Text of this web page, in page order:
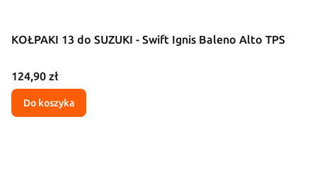
KOŁPAKI 13 do SUZUKI - Swift Ignis Baleno Alto TPS
Cena
124,90 zł
Do koszyka